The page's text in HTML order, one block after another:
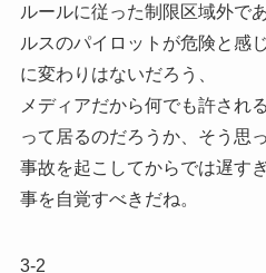
ルールに従った制限区域外で
ルスのパイロットが危険と感
に変わりはないだろう、
メディアだから何でも許され
って居るのだろうか、そう思
事故を起こしてからでは遅す
事を自覚すべきだね。
3-2